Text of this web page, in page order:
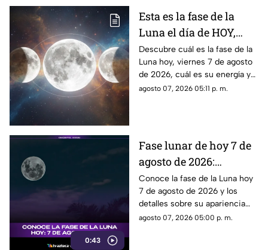
Esta es la fase de la
Luna el día de HOY,
viernes 7 de agosto de
2026: ¿Cómo se verá el
astro durante la noche?
Descubre cuál es la fase de la
Luna hoy, viernes 7 de agosto
de 2026, cuál es su energía y
cómo nos podría afectar.
agosto 07, 2026 05:11 p. m.
0:43
Fase lunar de hoy 7 de
agosto de 2026:
descubre cómo luce la
Luna y su significado
Conoce la fase de la Luna hoy
7 de agosto de 2026 y los
detalles sobre su apariencia
durante esta jornada.
agosto 07, 2026 05:00 p. m.